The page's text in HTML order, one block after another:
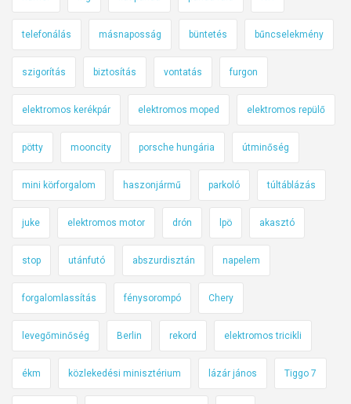
telefonálás másnaposság büntetés bűncselekmény
szigorítás biztosítás vontatás furgon
elektromos kerékpár elektromos moped elektromos repülő
pötty mooncity porsche hungária útminőség
mini körforgalom haszonjármű parkoló túltáblázás
juke elektromos motor drón lpö akasztó
stop utánfutó abszurdisztán napelem
forgalomlassítás fénysorompó Chery
levegőminőség Berlin rekord elektromos tricikli
ékm közlekedési minisztérium lázár jános Tiggo 7